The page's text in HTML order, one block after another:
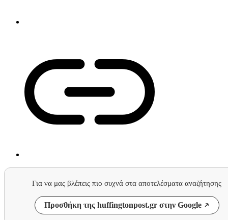
Για να μας βλέπεις πιο συχνά στα αποτελέσματα αναζήτησης
Προσθήκη της huffingtonpost.gr στην Google